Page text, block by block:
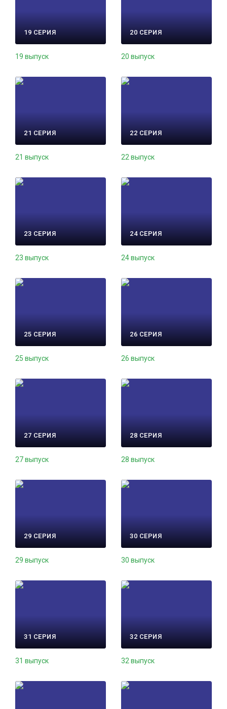
19 СЕРИЯ
19 выпуск
20 СЕРИЯ
20 выпуск
21 СЕРИЯ
21 выпуск
22 СЕРИЯ
22 выпуск
23 СЕРИЯ
23 выпуск
24 СЕРИЯ
24 выпуск
25 СЕРИЯ
25 выпуск
26 СЕРИЯ
26 выпуск
27 СЕРИЯ
27 выпуск
28 СЕРИЯ
28 выпуск
29 СЕРИЯ
29 выпуск
30 СЕРИЯ
30 выпуск
31 СЕРИЯ
31 выпуск
32 СЕРИЯ
32 выпуск